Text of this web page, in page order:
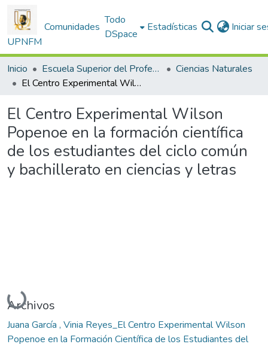
UPNFM
Comunidades
Todo
DSpace
Estadísticas Iniciar
Inicio Escuela Superior del Profesorado
Ciencias Naturales
El Centro Experimental Wilson Popenoe en la formación científica de los estudiantes del ciclo común y bachillerato en ciencias y letras
El Centro Experimental Wilson
Popenoe en la formación científica
de los estudiantes del ciclo común
y bachillerato en ciencias y letras
Cargando...
Archivos
Juana García , Vinia Reyes_El Centro Experimental Wilson
Popenoe en la Formación Científica de los Estudiantes del